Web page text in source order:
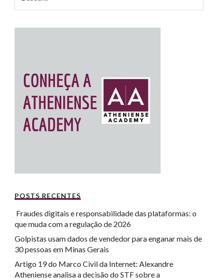
POSTS RECENTES
Fraudes digitais e responsabilidade das plataformas: o
que muda com a regulação de 2026
Golpistas usam dados de vendedor para enganar mais de
30 pessoas em Minas Gerais
Artigo 19 do Marco Civil da Internet: Alexandre
Atheniense analisa a decisão do STF sobre a